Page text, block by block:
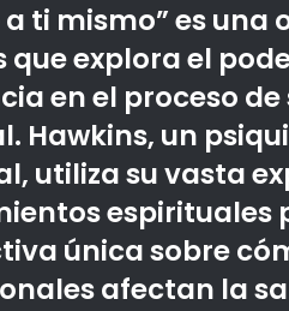
ti mismo” es una
que explora el
en el proceso
Hawkins, un
utiliza su vasta
espirituales
única sobre
afectan la